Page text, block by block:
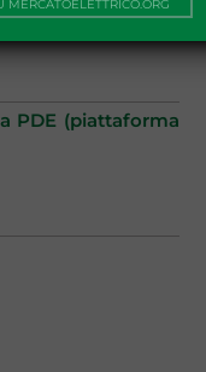
MERCATOELETTRICO.ORG
della PDC-OIL
PDE (piattaforma